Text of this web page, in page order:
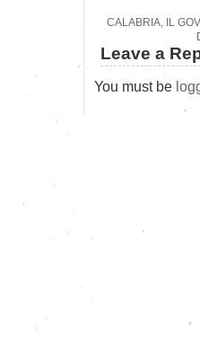
CALABRIA, IL
Leave a
You must be